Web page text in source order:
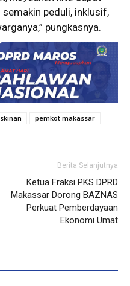
peduli, inklusif,
pungkasnya.
pemkot makassar
Berita Selanjutnya
Ketua Fraksi PKS DPRD
Makassar Dorong BAZNAS
Perkuat Pemberdayaan
Ekonomi Umat